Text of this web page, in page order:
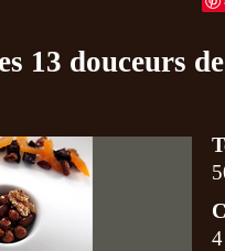
13 douceurs